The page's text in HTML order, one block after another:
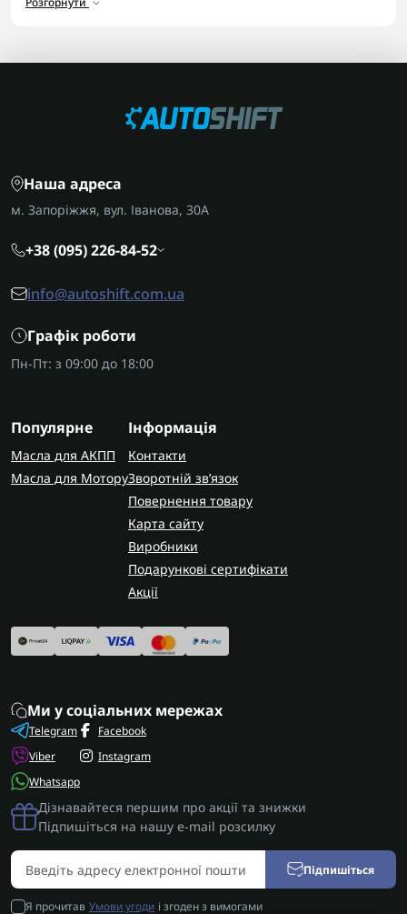
зазвичай проявляється гулом під час руху.
Вихідні вали для передачі крутного моменту
Шестірні планетарного ряду
перемикання передач.
Диференціали
для розподілу моменту між
колесами.
вузла.
На що звернути увагу
уточніть точний код трансмісії за шильдиком,
AUTOSHIFT швидко та надійно доставляє
замовлення по всій Україні. У Запоріжжі
виконуємо капітальний ремонт коробки 722.7 з
гарантією на виконані роботи.
Наша адреса
м. Запоріжжя, вул. Іванова, 30А
+38 (095) 226-84-52
info@autoshift.com.ua
Графік роботи
Пн-Пт: з 09:00 до 18:00
Популярне
Масла для АКПП
Масла для Мотору
Інформація
Контакти
Зворотній зв’язок
Повернення товару
Карта сайту
Виробники
Подарункові сертифікати
Акції
Ми у соціальних мережах
Telegram
Viber
Whatsapp
Facebook
Instagram
Дізнавайтеся першим про акції та знижки
Підпишіться на нашу e-mail розсилку
Підпишіться
Я прочитав Умови угоди і згоден з вимогами